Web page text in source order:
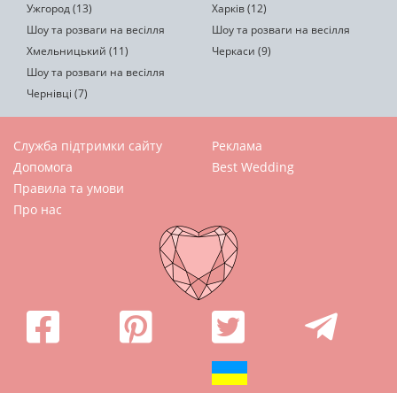
Ужгород (13)
Харків (12)
Шоу та розваги на весілля
Хмельницький (11)
Шоу та розваги на весілля
Черкаси (9)
Шоу та розваги на весілля
Чернівці (7)
Служба підтримки сайту
Допомога
Правила та умови
Про нас
Реклама
Best Wedding